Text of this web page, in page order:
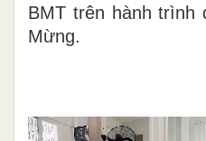
BMT trên hành trình
Mừng.